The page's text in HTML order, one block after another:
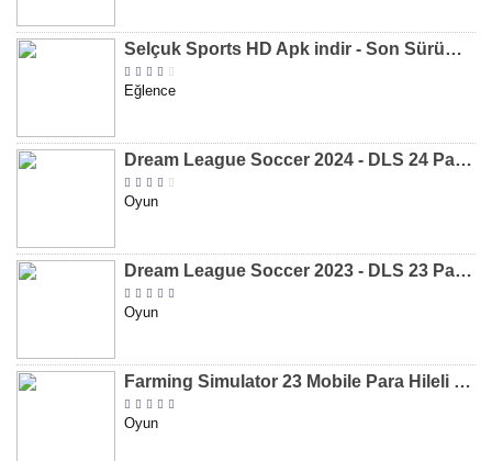
Selçuk Sports HD Apk indir - Son Sürüm 2024 [2.0.1.9]
Eğlence
Dream League Soccer 2024 - DLS 24 Para Hileli MOD APK indir [v11.050]
Oyun
Dream League Soccer 2023 - DLS 23 Para Hileli MOD APK [v11.020]
Oyun
Farming Simulator 23 Mobile Para Hileli MOD APK indir [v0.0.0.8]
Oyun